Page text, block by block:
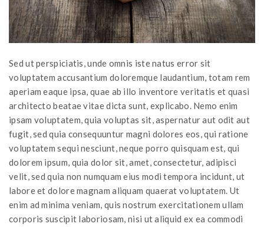
Sed ut perspiciatis, unde omnis iste natus error sit
voluptatem accusantium doloremque laudantium, totam rem
aperiam eaque ipsa, quae ab illo inventore veritatis et quasi
architecto beatae vitae dicta sunt, explicabo. Nemo enim
ipsam voluptatem, quia voluptas sit, aspernatur aut odit aut
fugit, sed quia consequuntur magni dolores eos, qui ratione
voluptatem sequi nesciunt, neque porro quisquam est, qui
dolorem ipsum, quia dolor sit, amet, consectetur, adipisci
velit, sed quia non numquam eius modi tempora incidunt, ut
labore et dolore magnam aliquam quaerat voluptatem. Ut
enim ad minima veniam, quis nostrum exercitationem ullam
corporis suscipit laboriosam, nisi ut aliquid ex ea commodi